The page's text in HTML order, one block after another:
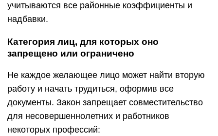
учитываются все районные коэффициенты и
надбавки.
Категория лиц, для которых оно
запрещено или ограничено
Не каждое желающее лицо может найти вторую
работу и начать трудиться, оформив все
документы. Закон запрещает совместительство
для несовершеннолетних и работников
некоторых профессий: